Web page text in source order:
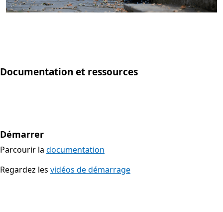
Retour aux onglets
Documentation et ressources
Démarrer
Parcourir la documentation
Regardez les vidéos de démarrage